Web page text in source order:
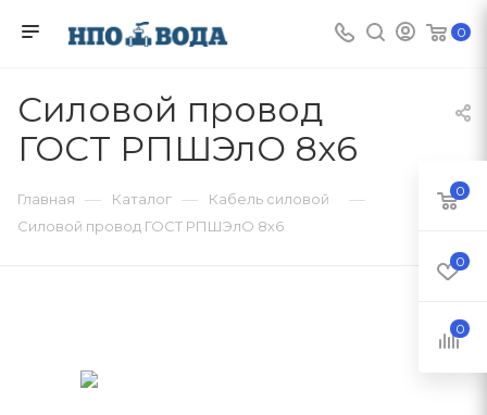
0
Силовой провод
ГОСТ РПШЭлО 8х6
Главная — Каталог — Кабель силовой —
Силовой провод ГОСТ РПШЭлО 8х6
0
0
0